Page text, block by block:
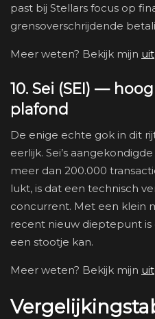
past bij Stellars focus op
grensoverschrijdende
Meer weten? Bekijk mijn
10. Sei (SEI) —
plafond
De enige echte gok in dit
eerlijk. Sei’s
meer dan 200.000
lukt, is dat een technisch
concurrent. Met een klein
recent nieuw dieptepunt
een stootje kan.
Meer weten? Bekijk mijn